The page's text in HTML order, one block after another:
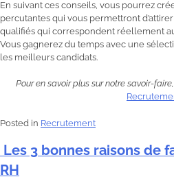
En suivant ces conseils, vous pourrez
percutantes qui vous permettront
qualifiés qui correspondent réellement
Vous gagnerez du temps avec une
les meilleurs candidats.
Pour en savoir plus sur notre savoir-faire,
Posted in Recrutement
Les 3 bonnes raisons de
RH